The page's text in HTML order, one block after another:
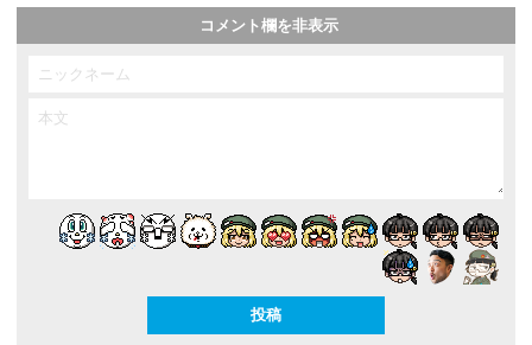
コメント欄を非表示